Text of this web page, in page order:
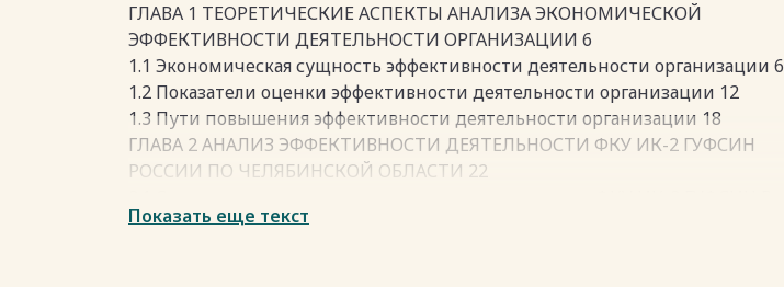
ГЛАВА 1 ТЕОРЕТИЧЕСКИЕ АСПЕКТЫ АНАЛИЗА ЭКОНОМИЧЕСКОЙ
ЭФФЕКТИВНОСТИ ДЕЯТЕЛЬНОСТИ ОРГАНИЗАЦИИ 6
1.1 Экономическая сущность эффективности деятельности организации 6
1.2 Показатели оценки эффективности деятельности организации 12
1.3 Пути повышения эффективности деятельности организации 18
ГЛАВА 2 АНАЛИЗ ЭФФЕКТИВНОСТИ ДЕЯТЕЛЬНОСТИ ФКУ ИК-2 ГУФСИН
РОССИИ ПО ЧЕЛЯБИНСКОЙ ОБЛАСТИ 22
по Челябинской области 22
Показать еще текст